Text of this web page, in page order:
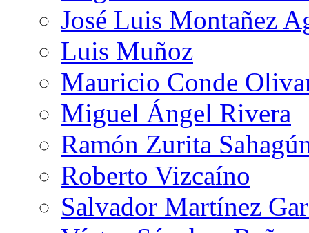
José Luis Montañez
Luis Muñoz
Mauricio Conde
Miguel Ángel Rivera
Ramón Zurita
Roberto Vizcaíno
Salvador Martínez